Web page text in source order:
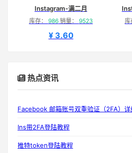
Instagram-满二月
库存： 986销量： 9523
¥ 3.60
库
热点资讯
Facebook 邮箱账号双重验证（2FA）
Ins带2FA登陆教程
推特token登陆教程